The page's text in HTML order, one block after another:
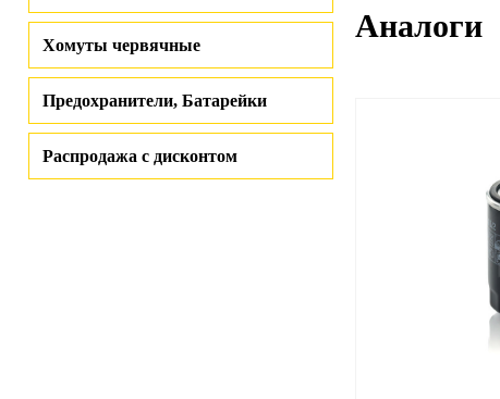
Хомуты червячные
Предохранители, Батарейки
Распродажа с дисконтом
Аналоги